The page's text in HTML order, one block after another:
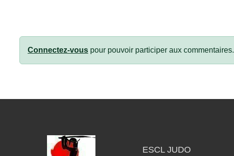
Connectez-vous pour pouvoir participer aux commentaires.
ESCL JUDO